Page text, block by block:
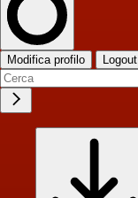
Modifica profilo Logout